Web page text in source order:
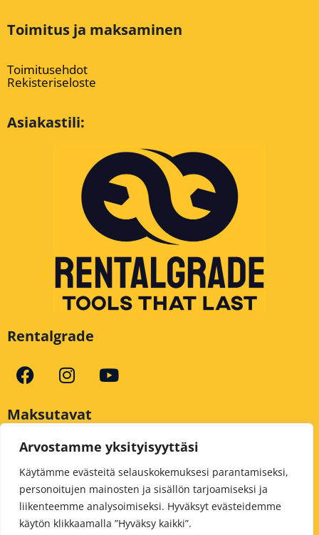
Arvostamme yksityisyyttäsi
Käytämme evästeitä selauskokemuksesi parantamiseksi,
personoitujen mainosten ja sisällön tarjoamiseksi ja
liikenteemme analysoimiseksi. Hyväksyt evästeidemme
käytön klikkaamalla ”Hyväksy kaikki”.
Toimitus ja maksaminen
Toimitusehdot
Rekisteriseloste
Asiakastili:
Rentalgrade
Maksutavat